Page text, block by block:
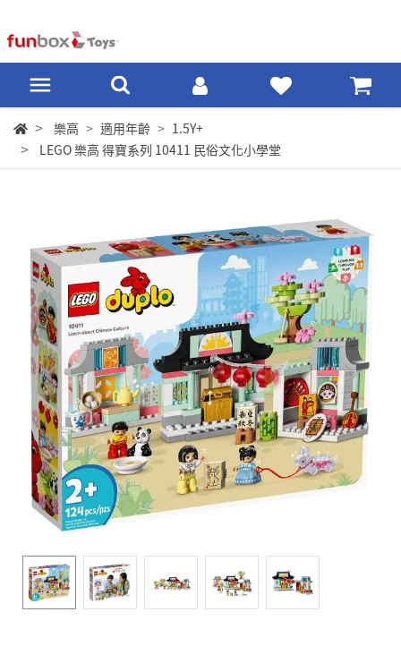
樂高 適用年齡
1.5Y+
LEGO 樂高 得寶系列 10411 民俗文化小學堂